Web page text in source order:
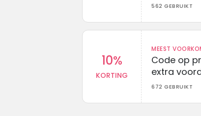
562 GEBRUIKT
10%
KORTING
MEEST
Code op
extra
672 GEBRUIKT